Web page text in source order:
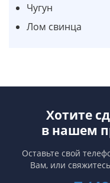
Чугун
Лом свинца
Хотите
в нашем
Оставьте свой
Вам, или